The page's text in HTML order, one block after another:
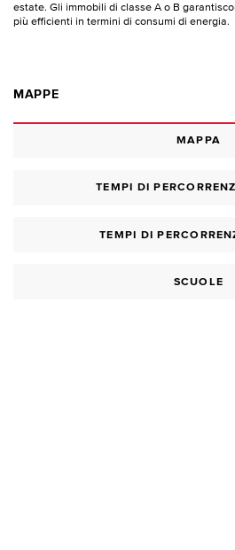
estate. Gli immobili di classe A o B
più efficienti in termini di consumi di energia.
MAPPE
MAPPA
TEMPI DI
TEMPI DI
SCUOLE